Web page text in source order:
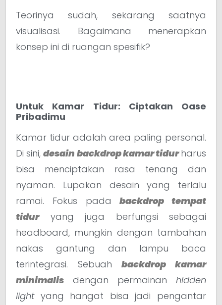
Teorinya sudah, sekarang saatnya
visualisasi. Bagaimana menerapkan
konsep ini di ruangan spesifik?
Untuk Kamar Tidur: Ciptakan Oase
Pribadimu
Kamar tidur adalah area paling personal.
Di sini,desain backdrop kamar tidur harus
bisa menciptakan rasa tenang dan
nyaman. Lupakan desain yang terlalu
ramai. Fokus padabackdrop tempat
tiduryang juga berfungsi sebagai
headboard, mungkin dengan tambahan
nakas gantung dan lampu baca
terintegrasi. Sebuahbackdrop kamar
minimalis dengan permainan hidden
lightyang hangat bisa jadi pengantar